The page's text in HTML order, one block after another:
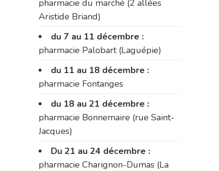
pharmacie du marché (2 allées
Aristide Briand)
du 7 au 11 décembre :
pharmacie Palobart (Laguépie)
du 11 au 18 décembre :
pharmacie Fontanges
du 18 au 21 décembre :
pharmacie Bonnemaire (rue Saint-
Jacques)
Du 21 au 24 décembre :
pharmacie Charignon-Dumas (La